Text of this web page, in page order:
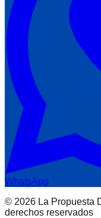
WhatsApp
© 2026 La Propuesta
derechos reservados